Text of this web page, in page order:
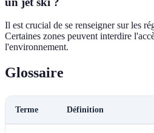
Il est crucial de se renseigner sur les
Certaines zones peuvent interdire
l'environnement.
Glossaire
Terme Définition